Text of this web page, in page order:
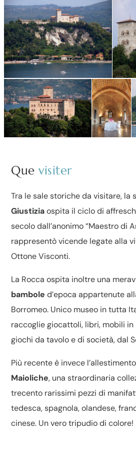
Quevisiter
Tra le sale storiche da visitare, la
Giustiziaospita il ciclo di
secolo dall’anonimo “Maestro di
rappresentò vicende legate alla
Ottone Visconti.
La Rocca ospita inoltre una
bambole d’epoca appartenute
Borromeo. Unico museo in tutta
raccoglie giocattoli, libri, mobili
giochi da tavolo e di società, dal
Più recente è invece
Maioliche, una straordinaria
trecento rarissimi pezzi di
tedesca, spagnola, olandese,
cinese. Un vero tripudio di colore!